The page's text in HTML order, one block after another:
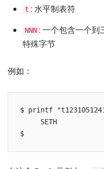
t : 水平制表符
NNN : 一个包含一个到
特殊字节
例如：
$ printf
     SETH